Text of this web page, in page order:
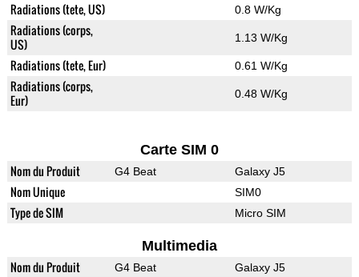
Radiations (tete, US) 0.8 W/Kg
Radiations (corps,
US)
1.13 W/Kg
Radiations (tete, Eur) 0.61 W/Kg
Radiations (corps,
Eur)
0.48 W/Kg
Carte SIM 0
Nom du Produit G4 Beat Galaxy J5
Nom Unique SIM0
Type de SIM Micro SIM
Multimedia
Nom du Produit G4 Beat Galaxy J5